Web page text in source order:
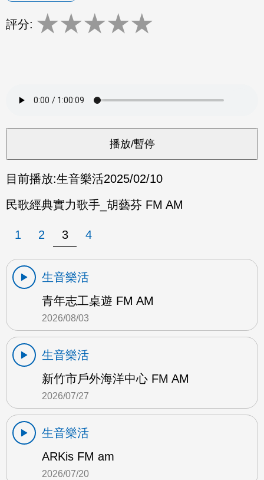
評分: ★★★★★
目前播放:生音樂活2025/02/10
民歌經典實力歌手_胡藝芬 FM AM
1 2 3 4
生音樂活
青年志工桌遊 FM AM
2026/08/03
生音樂活
新竹市戶外海洋中心 FM AM
2026/07/27
生音樂活
ARKis FM am
2026/07/20